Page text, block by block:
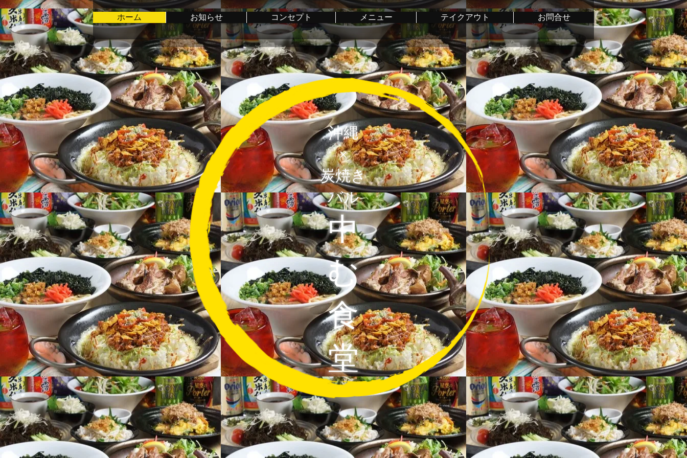
ホーム お知らせ コンセプト メニュー テイクアウト お問合せ
沖縄
×
炭焼き
バル
中
む
食
堂